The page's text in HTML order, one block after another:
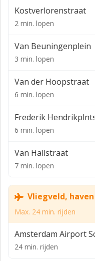
Total praktijk ruimte:
Huurprijs:
Een dag per week
2 dagen per week
3 dagen per week
Kostverlorenstraat
2 min. lopen
Van Beuningenplein
3 min. lopen
Van der Hoopstraat
6 min. lopen
Frederik
6 min. lopen
Van Hallstraat
7 min. lopen
Vliegveld, haven
Max. 24 min. rijden
Amsterdam Airport
24 min. rijden